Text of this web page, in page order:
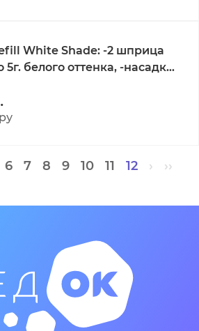
White Shade: -2 шприца
белого оттенка, -насадки
6 7 8 9 10 11 12 › ››